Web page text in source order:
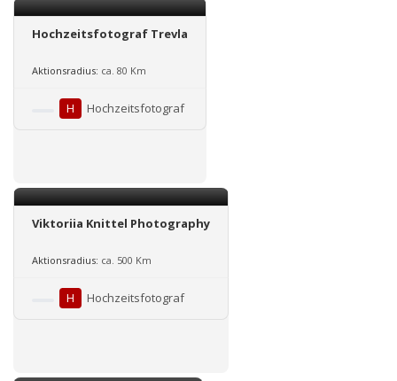
Hochzeitsfotograf Trevla
Aktionsradius: ca. 80 Km
H Hochzeitsfotograf
Viktoriia Knittel Photography
Aktionsradius: ca. 500 Km
H Hochzeitsfotograf